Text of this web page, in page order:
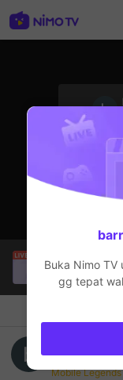
Christine
Mobile
Studio
barry gg
Mobile Legends
Buka Nimo TV
gg tepat